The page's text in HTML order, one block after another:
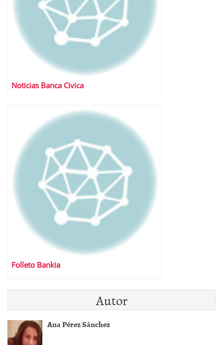
Noticias Banca Civica
Folleto Bankia
Autor
Ana Pérez Sánchez